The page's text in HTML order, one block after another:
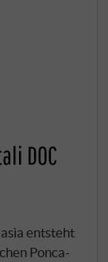
DOC
entsteht
Ponca-